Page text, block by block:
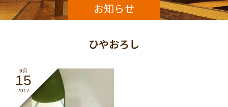
お知らせ
ひやおろし
9月
15
2017